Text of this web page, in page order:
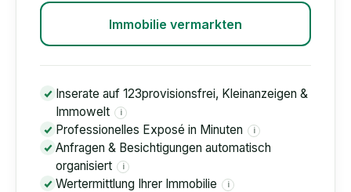
Immobilie vermarkten
Inserate auf 123provisionsfrei, Kleinanzeigen &
Immowelt
i
Professionelles Exposé in Minuten i
Anfragen & Besichtigungen automatisch
organisiert
i
Wertermittlung Ihrer Immobilie i